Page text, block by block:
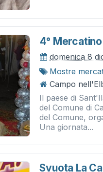
4°
domenica 8
Mostre
Campo
Il paese di
del Comune di
del Comune,
Una giornata...
Svuota La